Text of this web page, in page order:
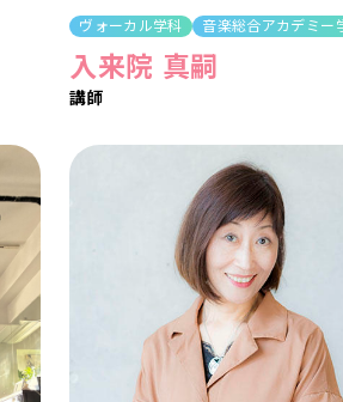
ヴォーカル学科 音楽総合アカデミー
入来院 真嗣
講師